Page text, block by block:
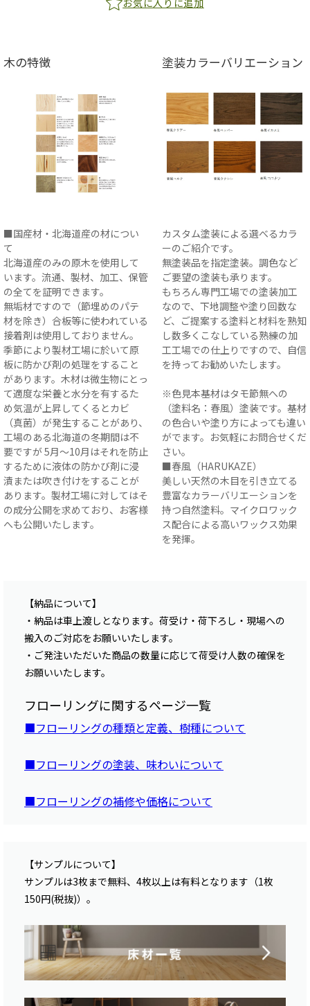
お気に入りに追加
木の特徴
■国産材・北海道産の材につい
て
北海道産のみの原木を使用して
います。流通、製材、加工、保管
の全てを証明できます。
無垢材ですので（節埋めのパテ
材を除き）合板等に使われている
接着剤は使用しておりません。
季節により製材工場に於いて原
板に防かび剤の処理をすること
があります。木材は微生物にとっ
て適度な栄養と水分を有するた
め気温が上昇してくるとカビ
（真菌）が発生することがあり、
工場のある北海道の冬期間は不
要ですが 5月〜10月はそれを防止
するために液体の防かび剤に浸
漬または吹き付けをすることが
あります。製材工場に対してはそ
の成分公開を求めており、お客様
へも公開いたします。
塗装カラーバリエーション
カスタム塗装による選べるカラ
ーのご紹介です。
無塗装品を指定塗装。調色など
ご要望の塗装も承ります。
もちろん専門工場での塗装加工
なので、下地調整や塗り回数な
ど、ご提案する塗料と材料を熟知
し数多くこなしている熟練の加
工工場での仕上りですので、自信
を持ってお勧めいたします。
※色見本基材はタモ節無への
（塗料名：春風）塗装です。基材
の色合いや塗り方によっても違い
がでます。お気軽にお問合せくだ
さい。
■春風（HARUKAZE）
美しい天然の木目を引き立てる
豊富なカラーバリエーションを
持つ自然塗料。マイクロワック
ス配合による高いワックス効果
を発揮。
【納品について】
・納品は車上渡しとなります。荷受け・荷下ろし・現場への
搬入のご対応をお願いいたします。
・ご発注いただいた商品の数量に応じて荷受け人数の確保を
お願いいたします。
フローリングに関するページ一覧
■フローリングの種類と定義、樹種について
■フローリングの塗装、味わいについて
■フローリングの補修や価格について
【サンプルについて】
サンプルは3枚まで無料、4枚以上は有料となります（1枚
150円(税抜)）。